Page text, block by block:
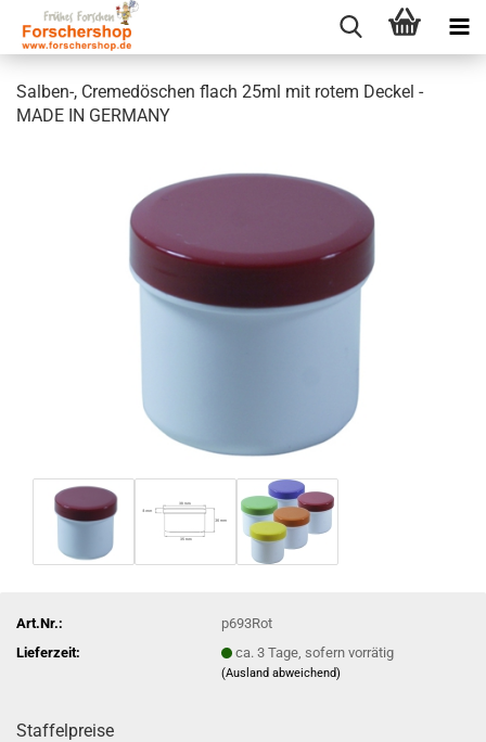
Salben-, Cremedöschen flach 25ml mit rotem Deckel -
MADE IN GERMANY
Art.Nr.:
p693Rot
Lieferzeit:
ca. 3 Tage, sofern vorrätig
(Ausland abweichend)
Staffelpreise